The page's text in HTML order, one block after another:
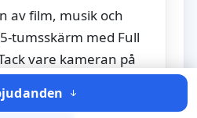
av film, musik och
tumsskärm med Full
vare kameran på